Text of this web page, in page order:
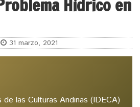
Hídrico en
31 marzo, 2021
las Culturas Andinas (IDECA)